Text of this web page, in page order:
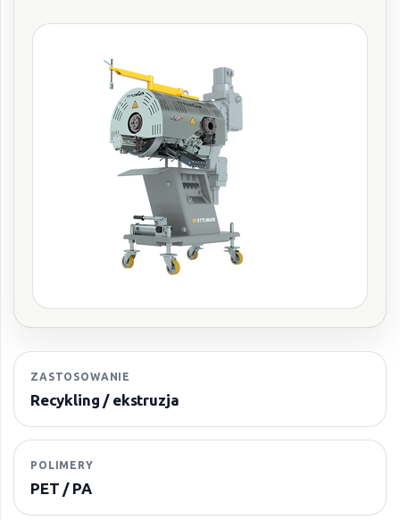
ZASTOSOWANIE
Recykling / ekstruzja
POLIMERY
PET / PA